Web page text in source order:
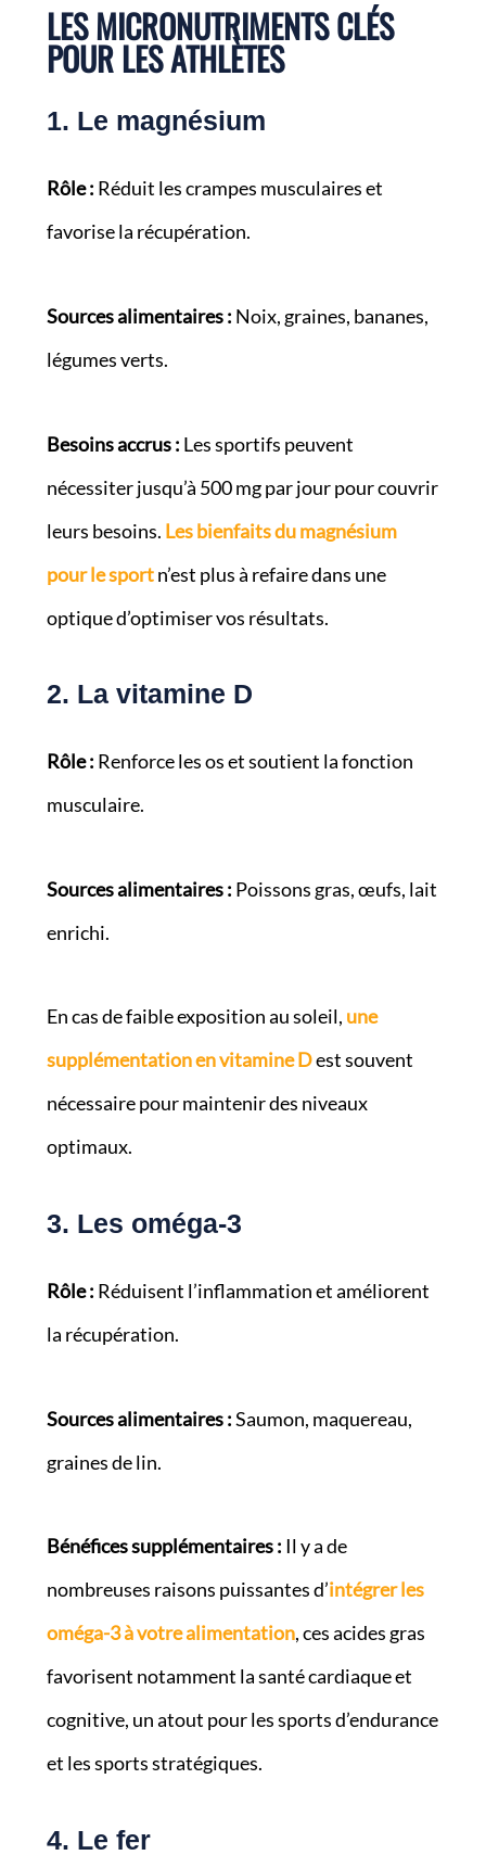
LES MICRONUTRIMENTS CLÉS
POUR LES ATHLÈTES
1. Le magnésium
Rôle : Réduit les crampes musculaires et
favorise la récupération.
Sources alimentaires : Noix, graines, bananes,
légumes verts.
Besoins accrus : Les sportifs peuvent
nécessiter jusqu’à 500 mg par jour pour couvrir
leurs besoins. Les bienfaits du magnésium
pour le sportn’est plus à refaire dans une
optique d’optimiser vos résultats.
2. La vitamine D
Rôle : Renforce les os et soutient la fonction
musculaire.
Sources alimentaires : Poissons gras, œufs, lait
enrichi.
En cas de faible exposition au soleil, une
supplémentation en vitamine Dest souvent
nécessaire pour maintenir des niveaux
optimaux.
3. Les oméga-3
Rôle : Réduisent l’inflammation et améliorent
la récupération.
Sources alimentaires :Saumon, maquereau,
graines de lin.
Bénéfices supplémentaires : Il y a de
nombreuses raisons puissantes d’intégrer les
oméga-3 à votre alimentation, ces acides gras
favorisent notamment la santé cardiaque et
cognitive, un atout pour les sports d’endurance
et les sports stratégiques.
4. Le fer